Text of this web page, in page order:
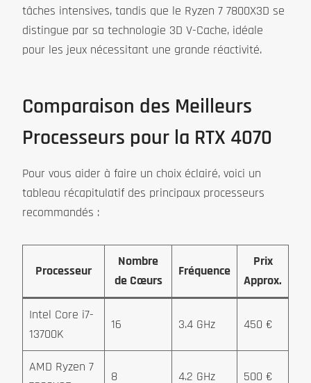
tâches intensives, tandis que le Ryzen 7 7800X3D se
distingue par sa technologie 3D V-Cache, idéale
pour les jeux nécessitant une grande réactivité.
Comparaison des Meilleurs
Processeurs pour la RTX 4070
Pour vous aider à faire un choix éclairé, voici un
tableau récapitulatif des principaux processeurs
recommandés :
Processeur
Nombre
de Cœurs
Fréquence
Prix
Approx.
Intel Core i7-
13700K
16 3.4 GHz 450 €
AMD Ryzen 7
8 4.2 GHz 500 €